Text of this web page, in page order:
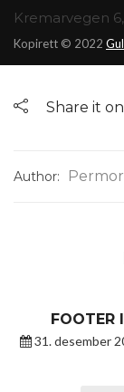
Kremarvegen
Kopirett © 2022
Share it on
Author:
FOOTER
31. desember